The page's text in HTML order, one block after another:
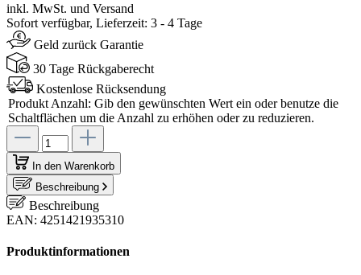
inkl. MwSt. und Versand
Sofort verfügbar, Lieferzeit: 3 - 4 Tage
Geld zurück Garantie
30 Tage Rückgaberecht
Kostenlose Rücksendung
Produkt Anzahl: Gib den gewünschten Wert ein oder benutze die
Schaltflächen um die Anzahl zu erhöhen oder zu reduzieren.
In den Warenkorb
Beschreibung
Beschreibung
EAN: 4251421935310
Produktinformationen